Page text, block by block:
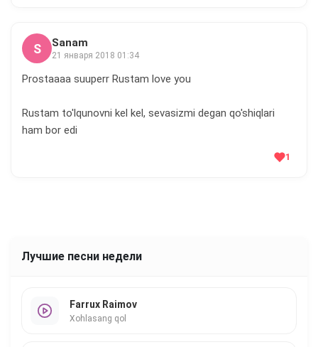
S Sanam
21 января 2018 01:34
Prostaaaa suuperr Rustam love you
Rustam to'lqunovni kel kel, sevasizmi degan qo'shiqlari
ham bor edi
1
Лучшие песни недели
Farrux Raimov
Xohlasang qol